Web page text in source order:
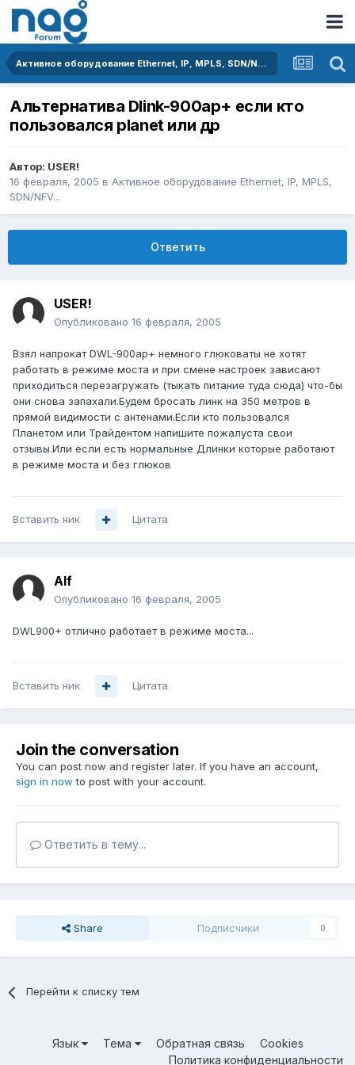
Активное оборудование Ethernet, IP, MPLS, SDN/NFV...
Альтернатива Dlink-900ap+ если кто
пользовался planet или др
Автор: USER!
16 февраля, 2005 в Активное оборудование Ethernet, IP, MPLS,
SDN/NFV...
Ответить
USER!
Опубликовано 16 февраля, 2005
Взял напрокат DWL-900ap+ немного глюковаты не хотят
работать в режиме моста и при смене настроек зависают
приходиться перезагружать (тыкать питание туда сюда) что-бы
они снова запахали.Будем бросать линк на 350 метров в
прямой видимости с антенами.Если кто пользовался
Планетом или Трайдентом напишите пожалуста свои
отзывы.Или если есть нормальные Длинки которые работают
в режиме моста и без глюков
Вставить ник Цитата
Alf
Опубликовано 16 февраля, 2005
DWL900+ отлично работает в режиме моста...
Вставить ник Цитата
Join the conversation
You can post now and register later. If you have an account,
sign in now to post with your account.
Ответить в тему...
Share Подписчики 0
Перейти к списку тем
Язык Тема Обратная связь
Cookies
Политика конфиденциальности